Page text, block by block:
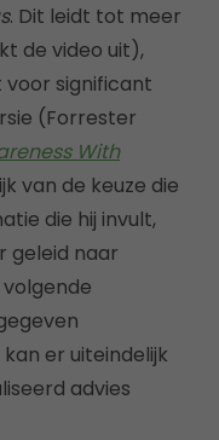
. Dit leidt tot meer
de video uit),
significant
(Forrester
With
van de keuze die
die hij invult,
geleid naar
er uiteindelijk
advies